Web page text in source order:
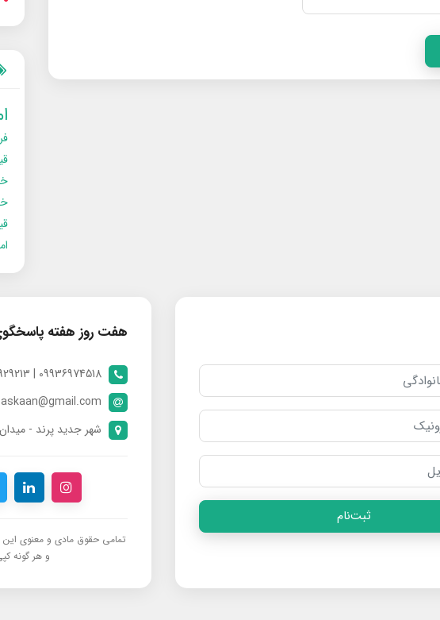
ثبت‌نام
هفت روز هفته
09936974518 | 09024929213 | 09398370112
شهر جدید پرند -
تمامی حقوق مادی و معنوی
و هر گونه